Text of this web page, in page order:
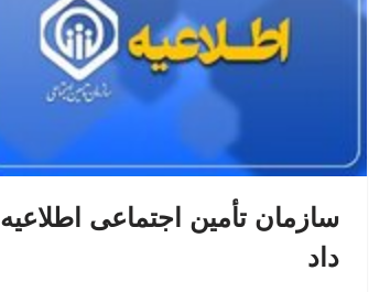
سازمان تأمین اجتماعی اطلاعیه
داد